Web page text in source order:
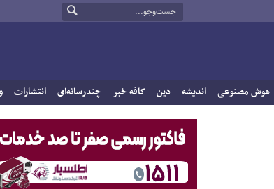
هوش مصنوعی اندیشه دین کافه خبر چندرسانه‌ای انتشارات